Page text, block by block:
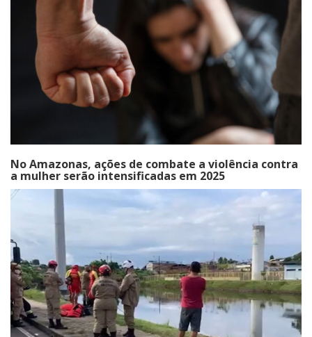
No Amazonas, ações de combate a violência contra
a mulher serão intensificadas em 2025